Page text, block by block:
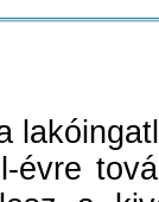
évre
a
a XVI.